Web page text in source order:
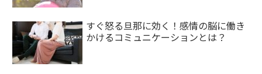
すぐ怒る旦那に効く！感情の脳に働き
かけるコミュニケーションとは？